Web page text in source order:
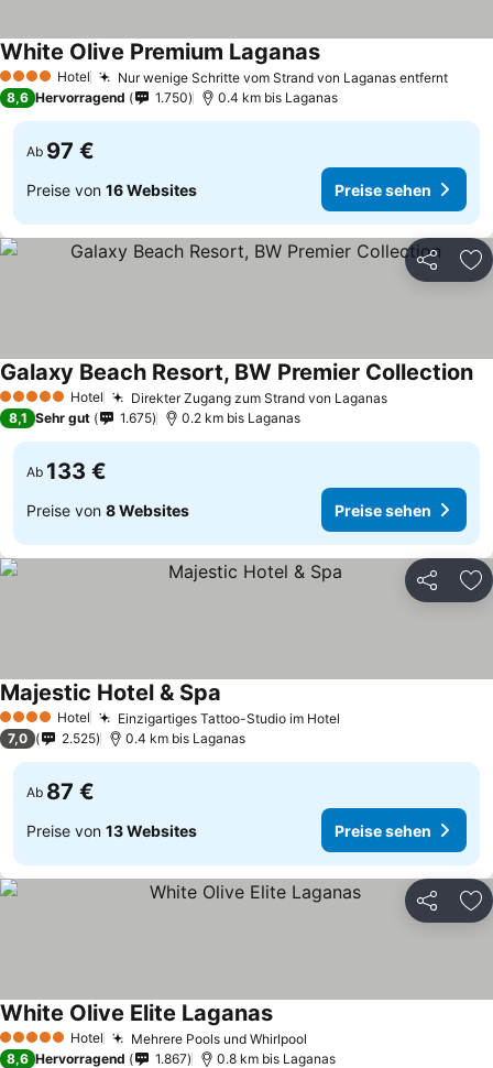
4 Sterne Hotel Nur wenige Schritte vom Strand von Laganas entfernt
White Olive Premium Laganas
8,6 Hervorragend 1.750 0.4 km bis Laganas
Ab 97 €
Preise von 16 Websites Preise sehen
Teilen
5 Sterne Hotel Direkter Zugang zum Strand von Laganas
Galaxy Beach Resort, BW Premier Collection
8,1 Sehr gut 1.675 0.2 km bis Laganas
Ab 133 €
Preise von 8 Websites Preise sehen
Teilen
4 Sterne Hotel Einzigartiges Tattoo-Studio im Hotel
Majestic Hotel & Spa
7,0 2.525 0.4 km bis Laganas
Ab 87 €
Preise von 13 Websites Preise sehen
Teilen
5 Sterne Hotel Mehrere Pools und Whirlpool
White Olive Elite Laganas
8,6 Hervorragend 1.867 0.8 km bis Laganas